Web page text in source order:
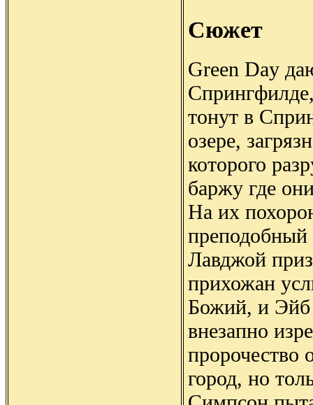
Сюжет
Green Day
тонут в
озере,
которого
баржу где
На их
Лавджой
прихожан
Божий, и
внезапно
пророчество
город, но